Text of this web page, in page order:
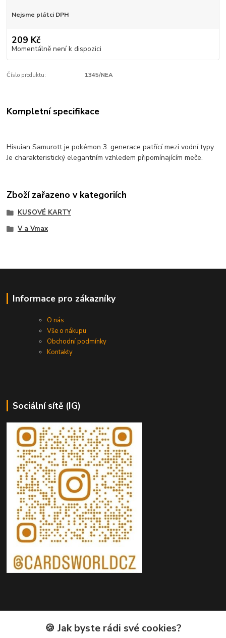
Nejsme plátci DPH
209 Kč
Momentálně není k dispozici
Číslo produktu: 1345/NEA
Kompletní specifikace
Hisuian Samurott je pokémon 3. generace patřící mezi vodní typy.
Je charakteristický elegantním vzhledem připomínajícím meče.
Zboží zařazeno v kategoriích
KUSOVÉ KARTY
V a Vmax
Informace pro zákazníky
O nás
Vše o nákupu
Obchodní podmínky
Kontakty
Sociální sítě (IG)
Kontakty
🍪 Jak byste rádi své cookies?